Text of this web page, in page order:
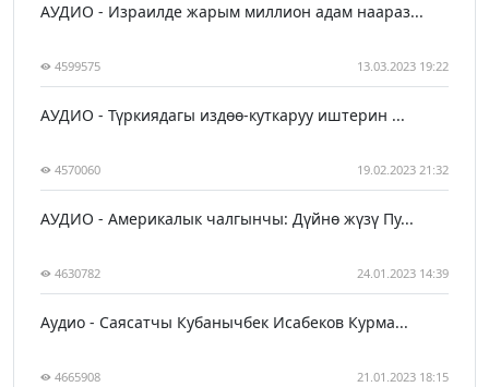
АУДИО - Израилде жарым миллион адам наараз...
4599575 13.03.2023 19:22
АУДИО - Түркиядагы издөө-куткаруу иштерин ...
4570060 19.02.2023 21:32
АУДИО - Америкалык чалгынчы: Дүйнө жүзү Пу...
4630782 24.01.2023 14:39
Аудио - Саясатчы Кубанычбек Исабеков Курма...
4665908 21.01.2023 18:15